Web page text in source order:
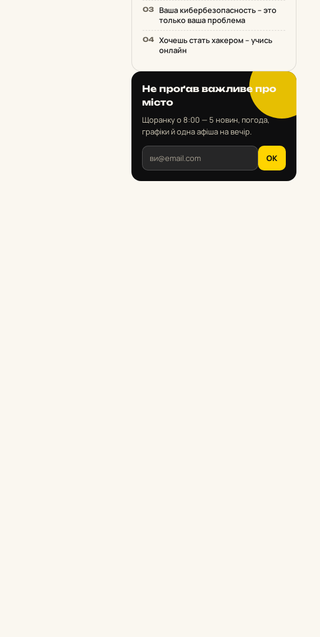
Ваша кибербезопасность – это
только ваша проблема
Хочешь стать хакером – учись
онлайн
Не проґав важливе про
місто
Щоранку о 8:00 — 5 новин, погода,
графіки й одна афіша на вечір.
OK